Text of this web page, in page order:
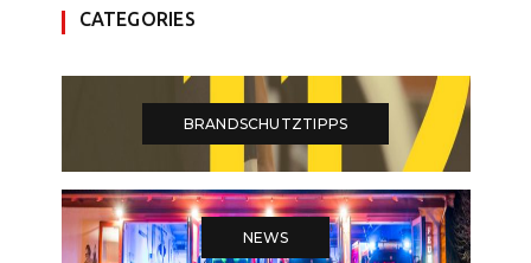
CATEGORIES
BRANDSCHUTZTIPPS
NEWS